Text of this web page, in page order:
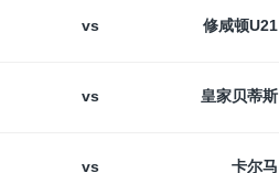
vs 修咸顿U21
vs 皇家贝蒂斯
vs 卡尔马